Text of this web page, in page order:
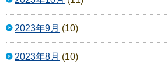
2023年9月 (10)
2023年8月 (10)